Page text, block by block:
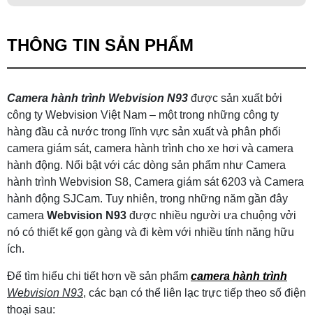
THÔNG TIN SẢN PHẨM
Camera hành trình Webvision N93 được sản xuất bởi
công ty Webvision Việt Nam – một trong những công ty
hàng đầu cả nước trong lĩnh vực sản xuất và phân phối
camera giám sát, camera hành trình cho xe hơi và camera
hành động. Nổi bật với các dòng sản phẩm như Camera
hành trình Webvision S8, Camera giám sát 6203 và Camera
hành động SJCam. Tuy nhiên, trong những năm gần đây
camera Webvision N93 được nhiều người ưa chuộng vởi
nó có thiết kế gọn gàng và đi kèm với nhiều tính năng hữu
ích.
Để tìm hiểu chi tiết hơn về sản phẩm camera hành trình
Webvision N93, các bạn có thể liên lạc trực tiếp theo số điện
thoại sau: